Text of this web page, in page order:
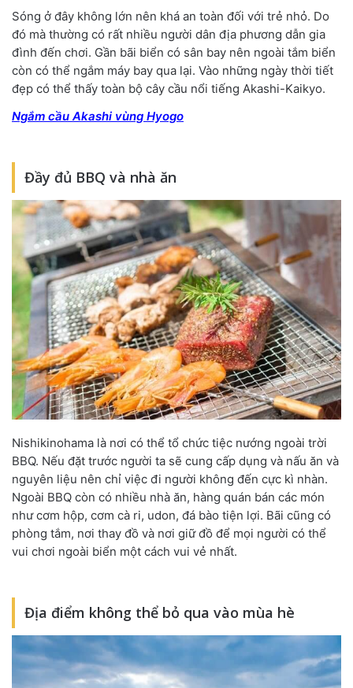
Sóng ở đây không lớn nên khá an toàn đối với trẻ nhỏ. Do
đó mà thường có rất nhiều người dân địa phương dẫn gia
đình đến chơi. Gần bãi biển có sân bay nên ngoài tắm biển
còn có thể ngắm máy bay qua lại. Vào những ngày thời tiết
đẹp có thể thấy toàn bộ cây cầu nổi tiếng Akashi-Kaikyo.
Ngắm cầu Akashi vùng Hyogo
Đầy đủ BBQ và nhà ăn
Nishikinohama là nơi có thể tổ chức tiệc nướng ngoài trời
BBQ. Nếu đặt trước người ta sẽ cung cấp dụng và nấu ăn và
nguyên liệu nên chỉ việc đi người không đến cực kì nhàn.
Ngoài BBQ còn có nhiều nhà ăn, hàng quán bán các món
như cơm hộp, cơm cà ri, udon, đá bào tiện lợi. Bãi cũng có
phòng tắm, nơi thay đồ và nơi giữ đồ để mọi người có thể
vui chơi ngoài biển một cách vui vẻ nhất.
Địa điểm không thể bỏ qua vào mùa hè